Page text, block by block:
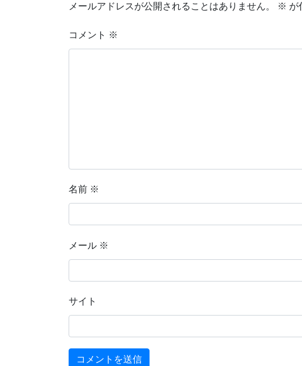
メールアドレスが公開されることはありません。 ※ が
コメント ※
名前 ※
メール ※
サイト